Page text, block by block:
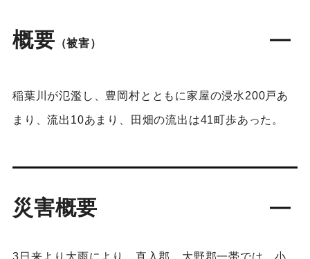
概要 （被害）
稲葉川が氾濫し、豊岡村とともに家屋の浸水200戸あ
まり、流出10あまり、田畑の流出は41町歩あった。
災害概要
3日来より大雨により、直入郡、大野郡一帯では、小